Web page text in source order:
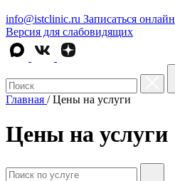
info@istclinic.ru Записаться онлайн
Версия для слабовидящих
Главная / Цены на услуги
Цены на услуги